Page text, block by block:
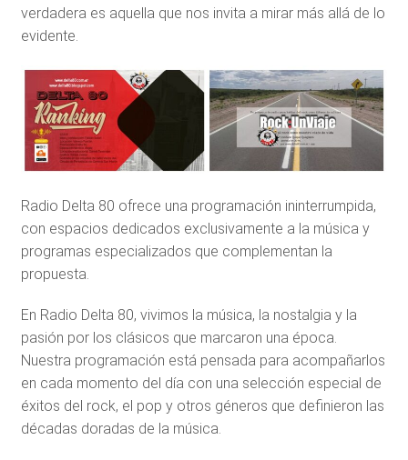
verdadera es aquella que nos invita a mirar más allá de lo
evidente.
Radio Delta 80 ofrece una programación ininterrumpida,
con espacios dedicados exclusivamente a la música y
programas especializados que complementan la
propuesta.
En Radio Delta 80, vivimos la música, la nostalgia y la
pasión por los clásicos que marcaron una época.
Nuestra programación está pensada para acompañarlos
en cada momento del día con una selección especial de
éxitos del rock, el pop y otros géneros que definieron las
décadas doradas de la música.